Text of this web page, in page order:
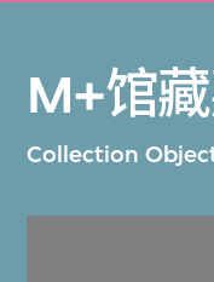
M+馆
Collection